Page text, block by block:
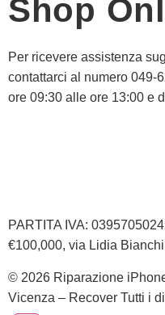
Shop
Per ricevere assistenza
contattarci al numero 049-
ore 09:30 alle ore 13:00 e
PARTITA IVA:
€100,000, via Lidia
© 2026 Riparazione
Vicenza – Recover Tutti i